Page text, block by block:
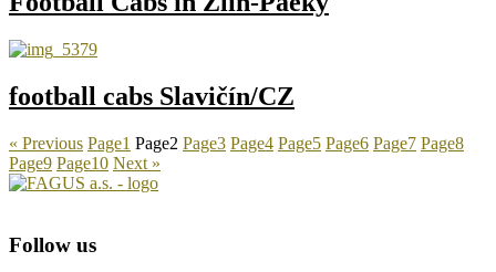
football cabs Slavičín/CZ
« Previous Page1 Page2 Page3 Page4 Page5 Page6 Page7 Page8
Page9 Page10 Next »
Follow us